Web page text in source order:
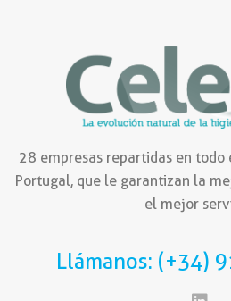
28 empresas repartidas en todo
Portugal, que le garantizan la
el mejor
Llámanos: (+34)